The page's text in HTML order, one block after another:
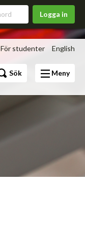
Logga in
För studenter English
Sök Meny